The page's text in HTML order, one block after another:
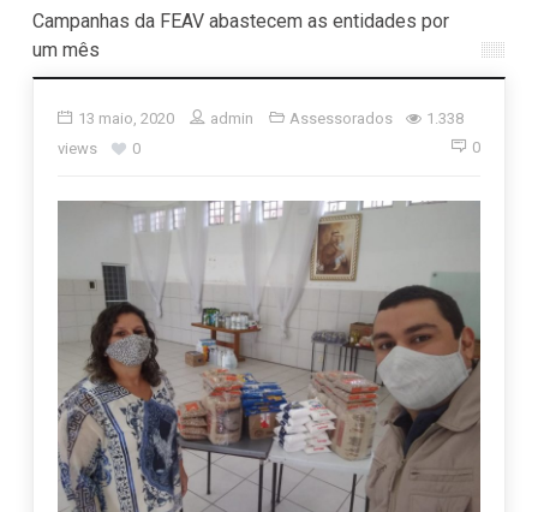
Campanhas da FEAV abastecem as entidades por
um mês
13 maio, 2020 admin Assessorados
1.338
views
0 0